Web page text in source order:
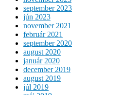
september 2023
jún 2023
november 2021
február 2021
september 2020
august 2020
január 2020
december 2019
august 2019
júl 2019